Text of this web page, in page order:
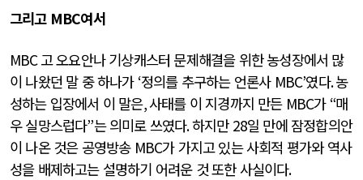
그리고 MBC여서
MBC고 오요안나 기상캐스터 문제해결을 위한 농성장에서 많
이 나왔던 말 중 하나가 ‘정의를 추구하는 언론사 MBC’였다.농
성하는 입장에서 이 말은,사태를 이 지경까지 만든 MBC가 “매
우 실망스럽다”는 의미로 쓰였다.하지만 28일 만에 잠정합의안
이 나온 것은 공영방송 MBC가 가지고 있는 사회적 평가와 역사
성을 배제하고는 설명하기 어려운 것 또한 사실이다.